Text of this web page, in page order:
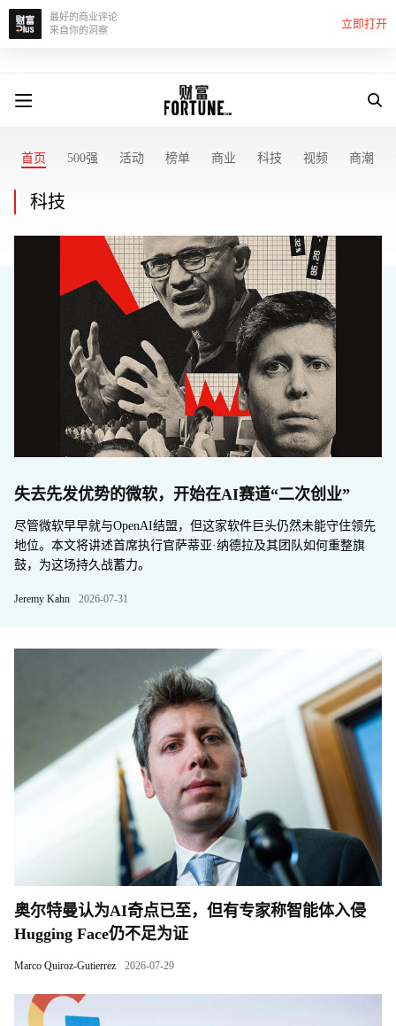
立即打开
最好的商业评论
来自你的洞察
首页 500强 活动 榜单 商业 科技 视频 商潮
科技
失去先发优势的微软，开始在AI赛道“二次创业”
尽管微软早早就与OpenAI结盟，但这家软件巨头仍然未能守住领先
地位。本文将讲述首席执行官萨蒂亚·纳德拉及其团队如何重整旗
鼓，为这场持久战蓄力。
Jeremy Kahn 2026-07-31
奥尔特曼认为AI奇点已至，但有专家称智能体入侵
Hugging Face仍不足为证
Marco Quiroz-Gutierrez 2026-07-29